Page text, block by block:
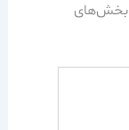
بخش‌های